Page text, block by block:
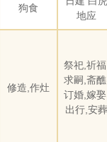
狗食
地应
修造,作灶
祭祀,祈福,
求嗣,斋醮,
订婚,嫁娶,
出行,安葬